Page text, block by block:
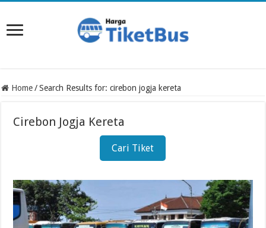
Home / Search Results for: cirebon jogja kereta
Cirebon Jogja Kereta
Cari Tiket